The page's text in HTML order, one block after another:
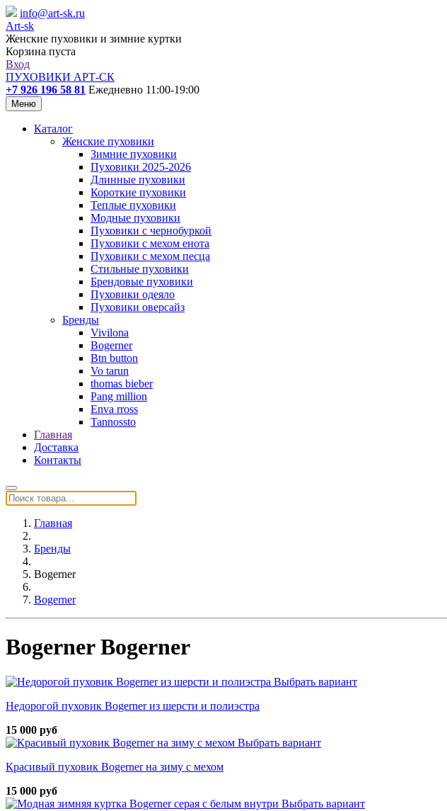
info@art-sk.ru
Art-sk
Женские пуховики и зимние куртки
Корзина пуста
Вход
ПУХОВИКИ АРТ-СК
+7 926 196 58 81 Ежедневно 11:00-19:00
Меню
Каталог
Женские пуховики
Зимние пуховики
Пуховики 2025-2026
Длинные пуховики
Короткие пуховики
Теплые пуховики
Модные пуховики
Пуховики с чернобуркой
Пуховики с мехом енота
Пуховики с мехом песца
Стильные пуховики
Брендовые пуховики
Пуховики одеяло
Пуховики оверсайз
Бренды
Vivilona
Bogerner
Btn button
Vo tarun
thomas bieber
Pang million
Enva rross
Tannossto
Главная
Доставка
Контакты
Главная
Бренды
Bogerner
Bogerner
Bogerner Bogerner
Выбрать вариант
Недорогой пуховик Bogerner из шерсти и полиэстра
15 000 руб
Выбрать вариант
Красивый пуховик Bogerner на зиму с мехом
15 000 руб
Выбрать вариант